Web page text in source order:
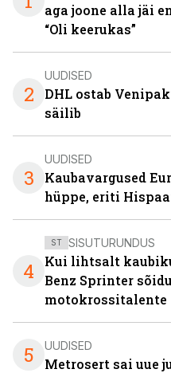
aga joone alla jäi
“Oli keerukas”
2
UUDISED
DHL ostab
säilib
3
UUDISED
Kaubavargused
hüppe, eriti
4
ST SISUTURUNDUS
Kui lihtsalt
Benz Sprinter
motokrossitalente
5 UUDISED
Metrosert sai uue